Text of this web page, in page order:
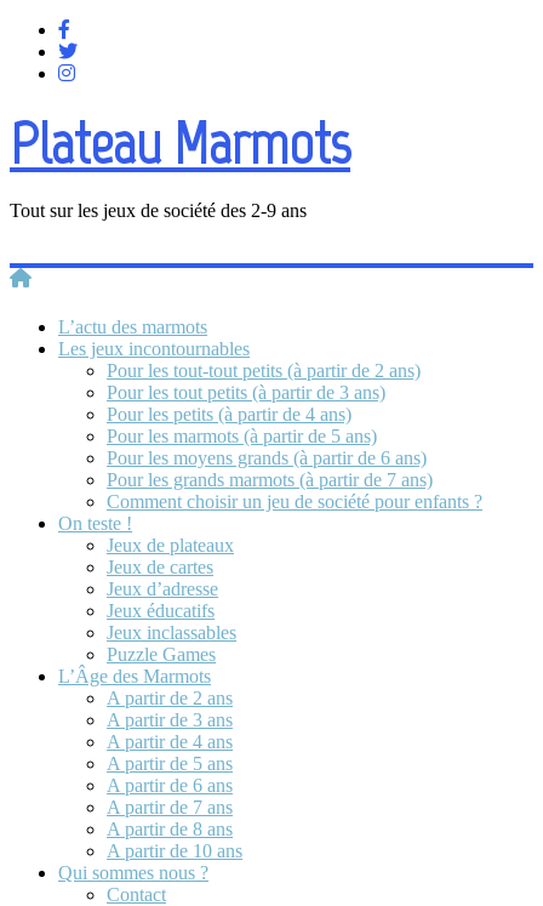
Plateau Marmots
Tout sur les jeux de société des 2-9 ans
L’actu des marmots
Les jeux incontournables
Pour les tout-tout petits (à partir de 2 ans)
Pour les tout petits (à partir de 3 ans)
Pour les petits (à partir de 4 ans)
Pour les marmots (à partir de 5 ans)
Pour les moyens grands (à partir de 6 ans)
Pour les grands marmots (à partir de 7 ans)
Comment choisir un jeu de société pour enfants ?
On teste !
Jeux de plateaux
Jeux de cartes
Jeux d’adresse
Jeux éducatifs
Jeux inclassables
Puzzle Games
L’Âge des Marmots
A partir de 2 ans
A partir de 3 ans
A partir de 4 ans
A partir de 5 ans
A partir de 6 ans
A partir de 7 ans
A partir de 8 ans
A partir de 10 ans
Qui sommes nous ?
Contact